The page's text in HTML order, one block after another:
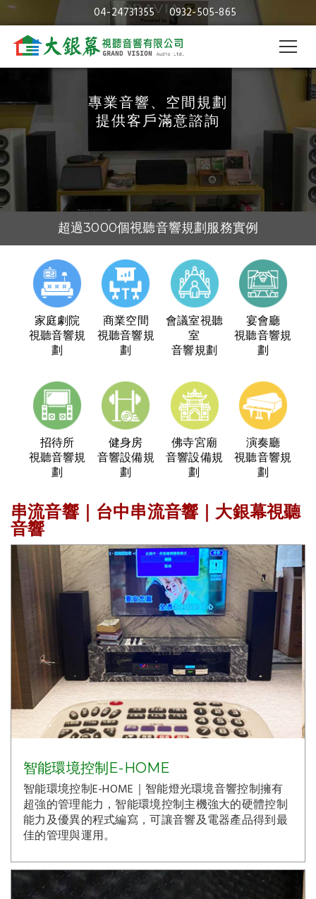
04-24731355 0932-505-865
串流音響｜台中串流音響｜大銀幕
視聽音響
專業音響、空間規劃
提供客戶滿意諮詢
超過3000個視聽音響規劃服務實例
30年的視聽音響及空間規劃經驗
視聽音響專業規劃與施工
家庭劇院
視聽音響規
劃
商業空間
視聽音響規
劃
會議室視聽
室
音響規劃
宴會廳
視聽音響規
劃
招待所
視聽音響規
劃
健身房
音響設備規
劃
佛寺宮廟
音響設備規
劃
演奏廳
視聽音響規
劃
串流音響｜台中串流音響｜大銀幕視聽
音響
智能環境控制E-HOME
智能環境控制E-HOME｜智能燈光環境音響控制擁有
超強的管理能力，智能環境控制主機強大的硬體控制
能力及優異的程式編寫，可讓音響及電器產品得到最
佳的管理與運用。